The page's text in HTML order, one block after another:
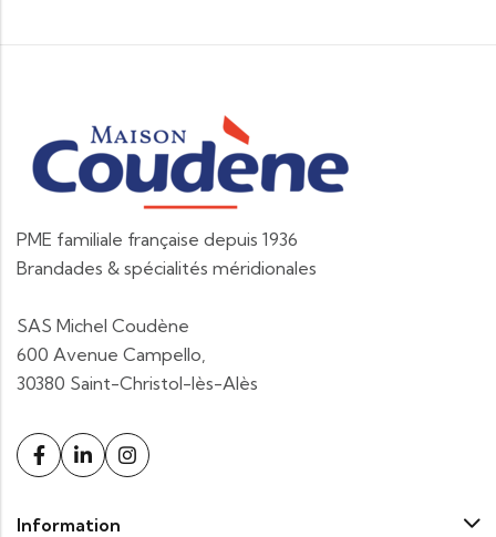
PME familiale française depuis 1936
Brandades & spécialités méridionales
SAS Michel Coudène
600 Avenue Campello,
30380 Saint-Christol-lès-Alès
Information